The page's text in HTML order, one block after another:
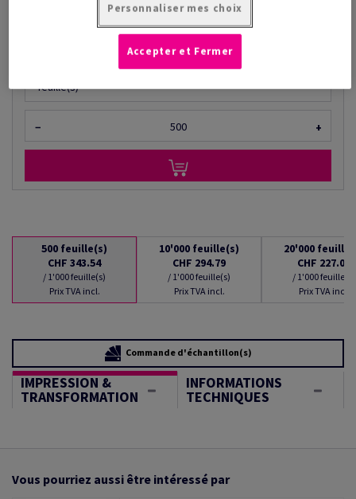
EN STOCK : LIVRAISON À PARTIR DU 10/08/2026
feuille(s)
− +
500 feuille(s)
CHF 343.54
/ 1'000 feuille(s)
Prix TVA incl.
10'000 feuille(s)
CHF 294.79
/ 1'000 feuille(s)
Prix TVA incl.
20'000
CHF 227.01
/ 1'000 feuille(s)
Prix TVA incl.
Commande d'échantillon(s)
IMPRESSION &
TRANSFORMATION
INFORMATIONS
TECHNIQUES
Vous pourriez aussi être intéressé par
Personnaliser mes choix
Accepter et Fermer